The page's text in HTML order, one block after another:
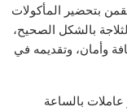
بتحضير المأكولات
بالشكل الصحيح،
وأمان، وتقديمه في
بالساعة